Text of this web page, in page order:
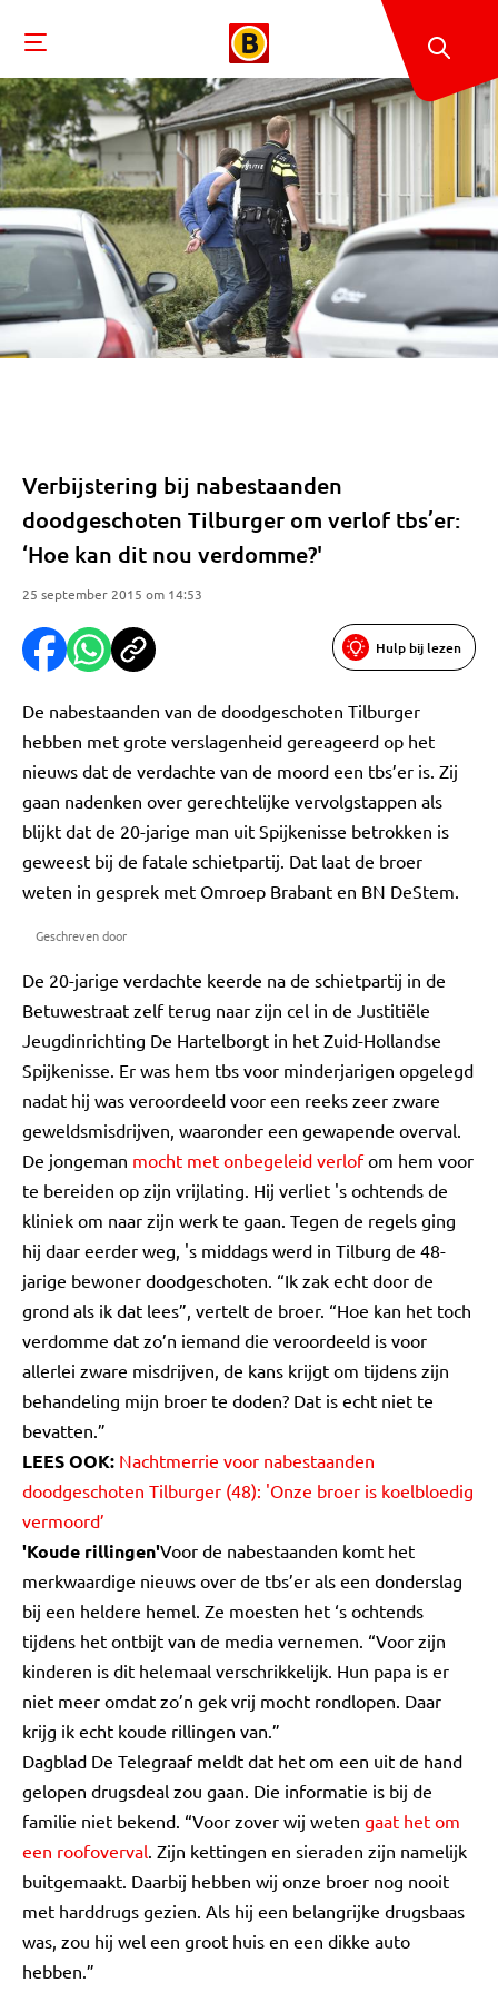
Verbijstering bij nabestaanden
doodgeschoten Tilburger om verlof tbs’er:
‘Hoe kan dit nou verdomme?'
25 september 2015 om 14:53
Hulp bij lezen
De nabestaanden van de doodgeschoten Tilburger
hebben met grote verslagenheid gereageerd op het
nieuws dat de verdachte van de moord een tbs’er is. Zij
gaan nadenken over gerechtelijke vervolgstappen als
blijkt dat de 20-jarige man uit Spijkenisse betrokken is
geweest bij de fatale schietpartij. Dat laat de broer
weten in gesprek met Omroep Brabant en BN DeStem.
Geschreven door
De 20-jarige verdachte keerde na de schietpartij in de
Betuwestraat zelf terug naar zijn cel in de Justitiële
Jeugdinrichting De Hartelborgt in het Zuid-Hollandse
Spijkenisse. Er was hem tbs voor minderjarigen opgelegd
nadat hij was veroordeeld voor een reeks zeer zware
geweldsmisdrijven, waaronder een gewapende overval.
De jongeman mocht met onbegeleid verlofom hem voor
te bereiden op zijn vrijlating. Hij verliet 's ochtends de
kliniek om naar zijn werk te gaan. Tegen de regels ging
hij daar eerder weg, 's middags werd in Tilburg de 48-
jarige bewoner doodgeschoten. “Ik zak echt door de
grond als ik dat lees”, vertelt de broer. “Hoe kan het toch
verdomme dat zo’n iemand die veroordeeld is voor
allerlei zware misdrijven, de kans krijgt om tijdens zijn
behandeling mijn broer te doden? Dat is echt niet te
bevatten.”
LEES OOK: Nachtmerrie voor nabestaanden
doodgeschoten Tilburger (48): 'Onze broer is koelbloedig
vermoord’
'Koude rillingen'Voor de nabestaanden komt het
merkwaardige nieuws over de tbs’er als een donderslag
bij een heldere hemel. Ze moesten het ‘s ochtends
tijdens het ontbijt van de media vernemen. “Voor zijn
kinderen is dit helemaal verschrikkelijk. Hun papa is er
niet meer omdat zo’n gek vrij mocht rondlopen. Daar
krijg ik echt koude rillingen van.”
Dagblad De Telegraaf meldt dat het om een uit de hand
gelopen drugsdeal zou gaan. Die informatie is bij de
familie niet bekend. “Voor zover wij weten gaat het om
een roofoverval. Zijn kettingen en sieraden zijn namelijk
buitgemaakt. Daarbij hebben wij onze broer nog nooit
met harddrugs gezien. Als hij een belangrijke drugsbaas
was, zou hij wel een groot huis en een dikke auto
hebben.”